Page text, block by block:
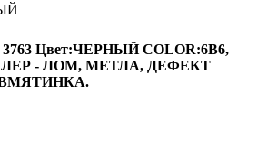
Цвет:ЧЕРНЫЙ COLOR:6B6,
- ЛОМ, МЕТЛА, ДЕФЕКТ